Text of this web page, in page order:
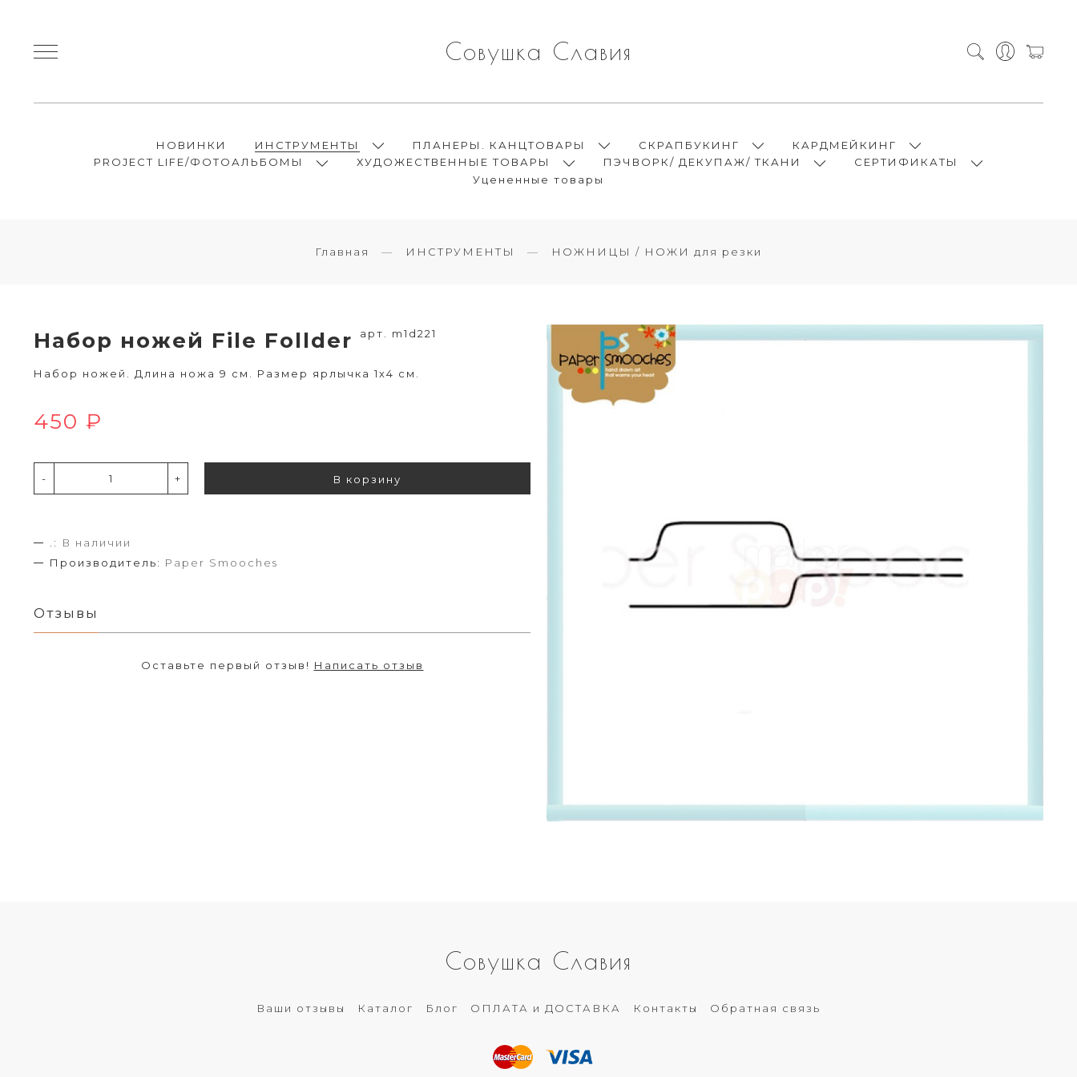
Совушка Славия
НОВИНКИ ИНСТРУМЕНТЫ ПЛАНЕРЫ. КАНЦТОВАРЫ СКРАПБУКИНГ
КАРДМЕЙКИНГ
PROJECT LIFE/ФОТОАЛЬБОМЫ
ХУДОЖЕСТВЕННЫЕ ТОВАРЫ ПЭЧВОРК/ ДЕКУПАЖ/ ТКАНИ
СЕРТИФИКАТЫ
Уцененные товары
Главная ИНСТРУМЕНТЫ НОЖНИЦЫ / НОЖИ для резки
Набор ножей File Follder арт. m1d221
Набор ножей. Длина ножа 9 см. Размер ярлычка 1х4 см.
450 ₽
- + В корзину
.:
В наличии
Производитель: Paper Smooches
Отзывы
Оставьте первый отзыв! Написать отзыв
Совушка Славия
Ваши отзывы Каталог Блог ОПЛАТА и ДОСТАВКА Контакты Обратная связь